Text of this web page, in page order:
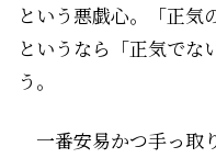
という悪戯心。「正気
というなら「正気でな
う。
一番安易かつ手っ取